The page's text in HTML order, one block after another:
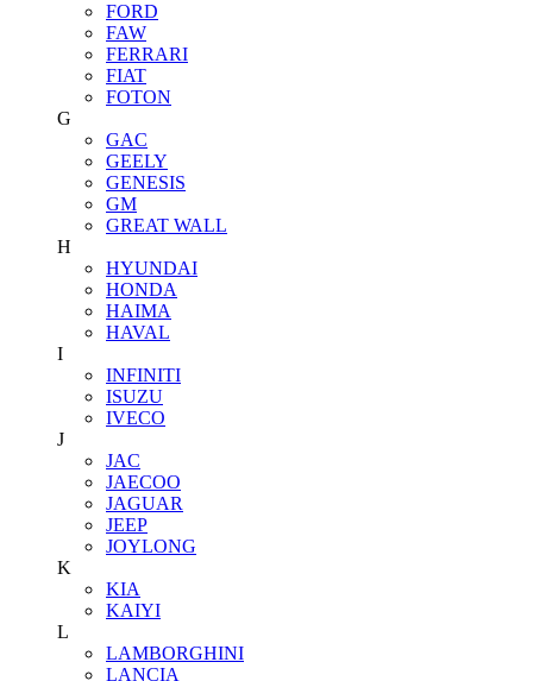
FORD
FAW
FERRARI
FIAT
FOTON
G
GAC
GEELY
GENESIS
GM
GREAT WALL
H
HYUNDAI
HONDA
HAIMA
HAVAL
I
INFINITI
ISUZU
IVECO
J
JAC
JAECOO
JAGUAR
JEEP
JOYLONG
K
KIA
KAIYI
L
LAMBORGHINI
LANCIA